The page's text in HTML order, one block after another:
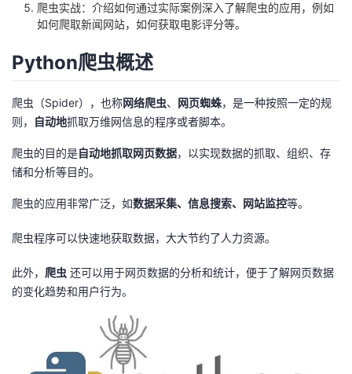
客
论
坛
的
圈
子
我
的
直
我
的
动
我
关
我
者
我
支
爬虫实战：介绍如何通过实际案例深入了解爬虫的应用，例如
如何爬取新闻网站，如何获取电影评分等。
Python爬虫概述
爬虫（Spider），也称网络爬虫、 网页蜘蛛，是一种按照一定的规
则，
自动地抓取万维网信息的程序或者脚本。
爬虫的目的是自动地抓取网页数据，以实现数据的抓取、组织、存
储和分析等目的。
爬虫的应用非常广泛，如数据采集、信息搜索、网站监控等。
爬虫程序可以快速地获取数据，大大节约了人力资源。
此外， 爬虫 还可以用于网页数据的分析和统计，便于了解网页数据
的变化趋势和用户行为。